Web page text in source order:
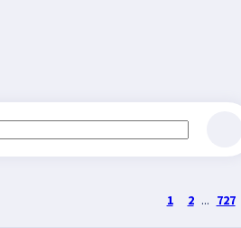
1 2 ... 727